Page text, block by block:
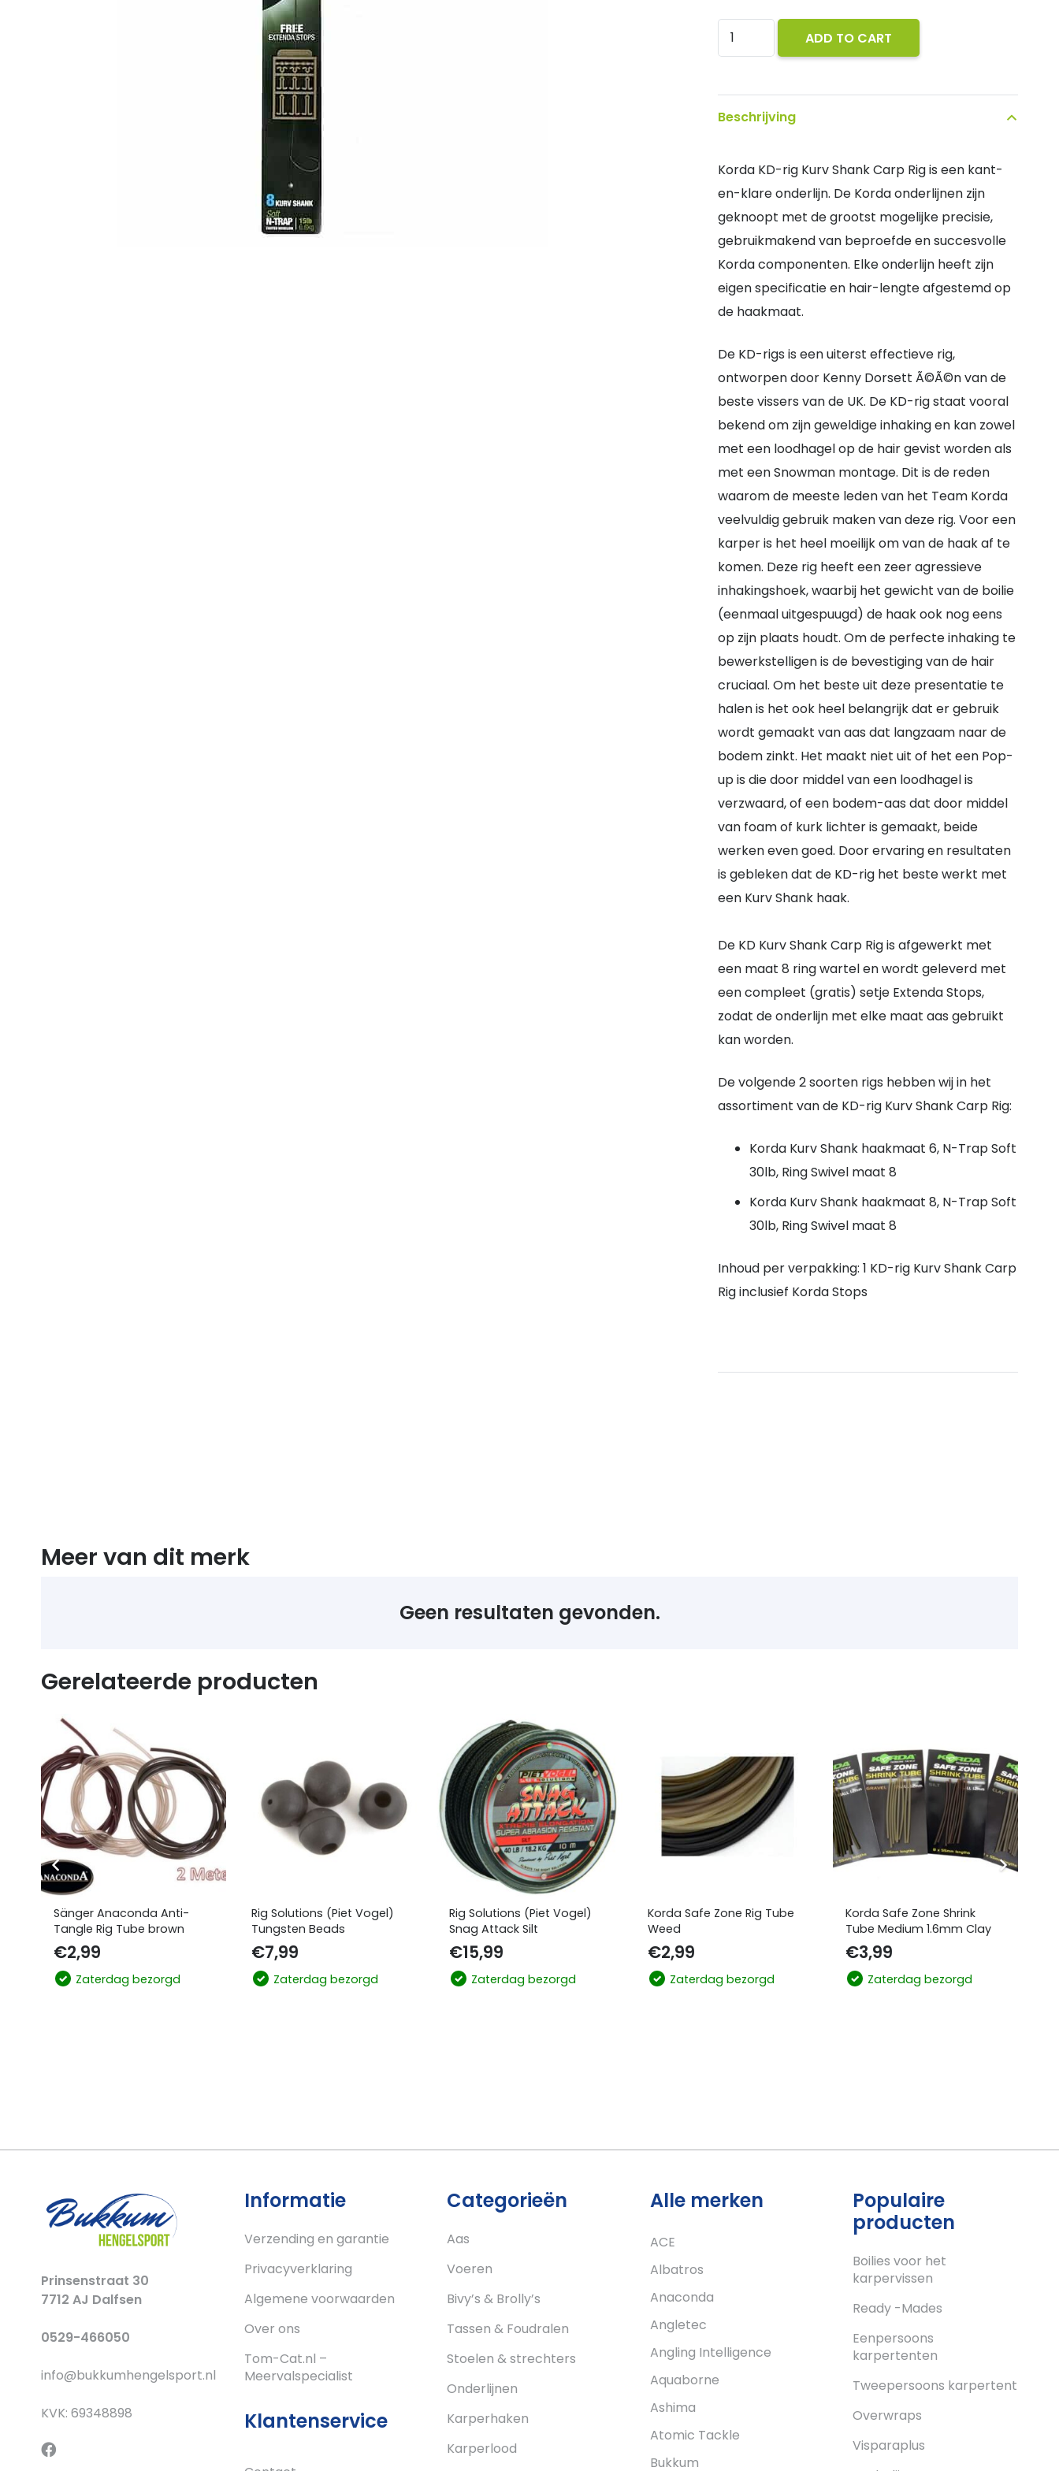
Korda
Carp-
Dark
Matter
Gape
Haakmaat
8
quantity
ADD TO CART
Beschrijving
Korda KD-rig Kurv Shank Carp Rig is een kant-
en-klare onderlijn. De Korda onderlijnen zijn
geknoopt met de grootst mogelijke precisie,
gebruikmakend van beproefde en succesvolle
Korda componenten. Elke onderlijn heeft zijn
eigen specificatie en hair-lengte afgestemd op
de haakmaat.
De KD-rigs is een uiterst effectieve rig,
ontworpen door Kenny Dorsett Ã©Ã©n van de
beste vissers van de UK. De KD-rig staat vooral
bekend om zijn geweldige inhaking en kan zowel
met een loodhagel op de hair gevist worden als
met een Snowman montage. Dit is de reden
waarom de meeste leden van het Team Korda
veelvuldig gebruik maken van deze rig. Voor een
karper is het heel moeilijk om van de haak af te
komen. Deze rig heeft een zeer agressieve
inhakingshoek, waarbij het gewicht van de boilie
(eenmaal uitgespuugd) de haak ook nog eens
op zijn plaats houdt. Om de perfecte inhaking te
bewerkstelligen is de bevestiging van de hair
cruciaal. Om het beste uit deze presentatie te
halen is het ook heel belangrijk dat er gebruik
wordt gemaakt van aas dat langzaam naar de
bodem zinkt. Het maakt niet uit of het een Pop-
up is die door middel van een loodhagel is
verzwaard, of een bodem-aas dat door middel
van foam of kurk lichter is gemaakt, beide
werken even goed. Door ervaring en resultaten
is gebleken dat de KD-rig het beste werkt met
een Kurv Shank haak.
De KD Kurv Shank Carp Rig is afgewerkt met
een maat 8 ring wartel en wordt geleverd met
een compleet (gratis) setje Extenda Stops,
zodat de onderlijn met elke maat aas gebruikt
kan worden.
De volgende 2 soorten rigs hebben wij in het
assortiment van de KD-rig Kurv Shank Carp Rig:
Korda Kurv Shank haakmaat 6, N-Trap Soft
30lb, Ring Swivel maat 8
Korda Kurv Shank haakmaat 8, N-Trap Soft
30lb, Ring Swivel maat 8
Inhoud per verpakking: 1 KD-rig Kurv Shank Carp
Rig inclusief Korda Stops
Meer van dit merk
Geen resultaten gevonden.
Gerelateerde producten
Sänger Anaconda Anti-
Tangle Rig Tube brown
€2,99
Zaterdag bezorgd
Rig Solutions (Piet Vogel)
Tungsten Beads
€7,99
Zaterdag bezorgd
Rig Solutions (Piet Vogel)
Snag Attack Silt
€15,99
Zaterdag bezorgd
Korda Safe Zone Rig Tube
Weed
€2,99
Zaterdag bezorgd
Korda Safe Zone Shrink
Tube Medium 1.6mm Clay
€3,99
Zaterdag bezorgd
Prinsenstraat 30
7712 AJ Dalfsen
0529-466050
info@bukkumhengelsport.nl
KVK: 69348898
Informatie
Verzending en garantie
Privacyverklaring
Algemene voorwaarden
Over ons
Tom-Cat.nl –
Meervalspecialist
Klantenservice
Categorieën
Aas
Voeren
Bivy’s & Brolly’s
Tassen & Foudralen
Stoelen & strechters
Onderlijnen
Karperhaken
Karperlood
Alle merken
ACE
Albatros
Anaconda
Angletec
Angling Intelligence
Aquaborne
Ashima
Atomic Tackle
Bukkum
Populaire
producten
Boilies voor het
karpervissen
Ready -Mades
Eenpersoons
karpertenten
Tweepersoons karpertent
Overwraps
Visparaplus